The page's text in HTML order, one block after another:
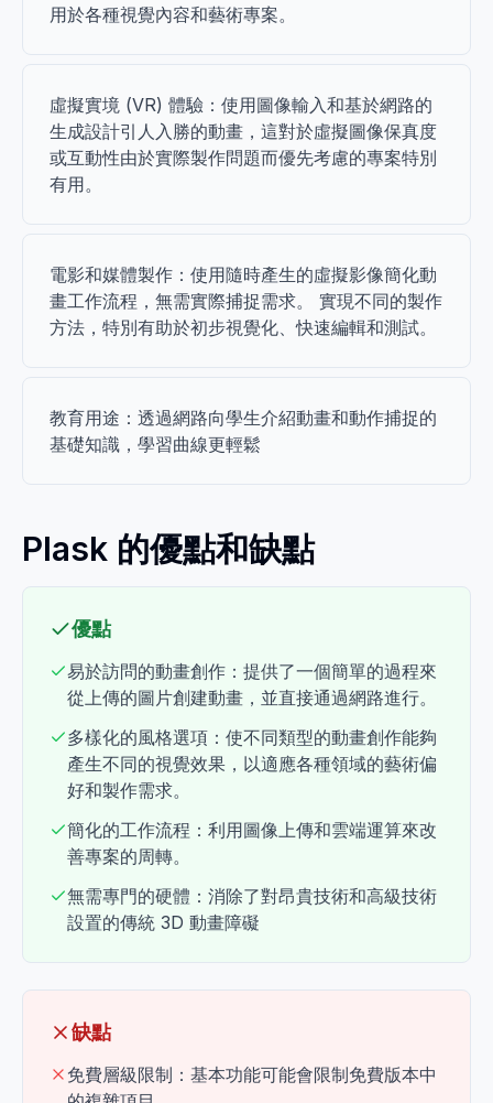
用於各種視覺內容和藝術專案。
虛擬實境 (VR) 體驗：使用圖像輸入和基於網路的
生成設計引人入勝的動畫，這對於虛擬圖像保真度
或互動性由於實際製作問題而優先考慮的專案特別
有用。
電影和媒體製作：使用隨時產生的虛擬影像簡化動
畫工作流程，無需實際捕捉需求。 實現不同的製作
方法，特別有助於初步視覺化、快速編輯和測試。
教育用途：透過網路向學生介紹動畫和動作捕捉的
基礎知識，學習曲線更輕鬆
Plask 的優點和缺點
優點
易於訪問的動畫創作：提供了一個簡單的過程來
從上傳的圖片創建動畫，並直接通過網路進行。
多樣化的風格選項：使不同類型的動畫創作能夠
產生不同的視覺效果，以適應各種領域的藝術偏
好和製作需求。
簡化的工作流程：利用圖像上傳和雲端運算來改
善專案的周轉。
無需專門的硬體：消除了對昂貴技術和高級技術
設置的傳統 3D 動畫障礙
缺點
免費層級限制：基本功能可能會限制免費版本中